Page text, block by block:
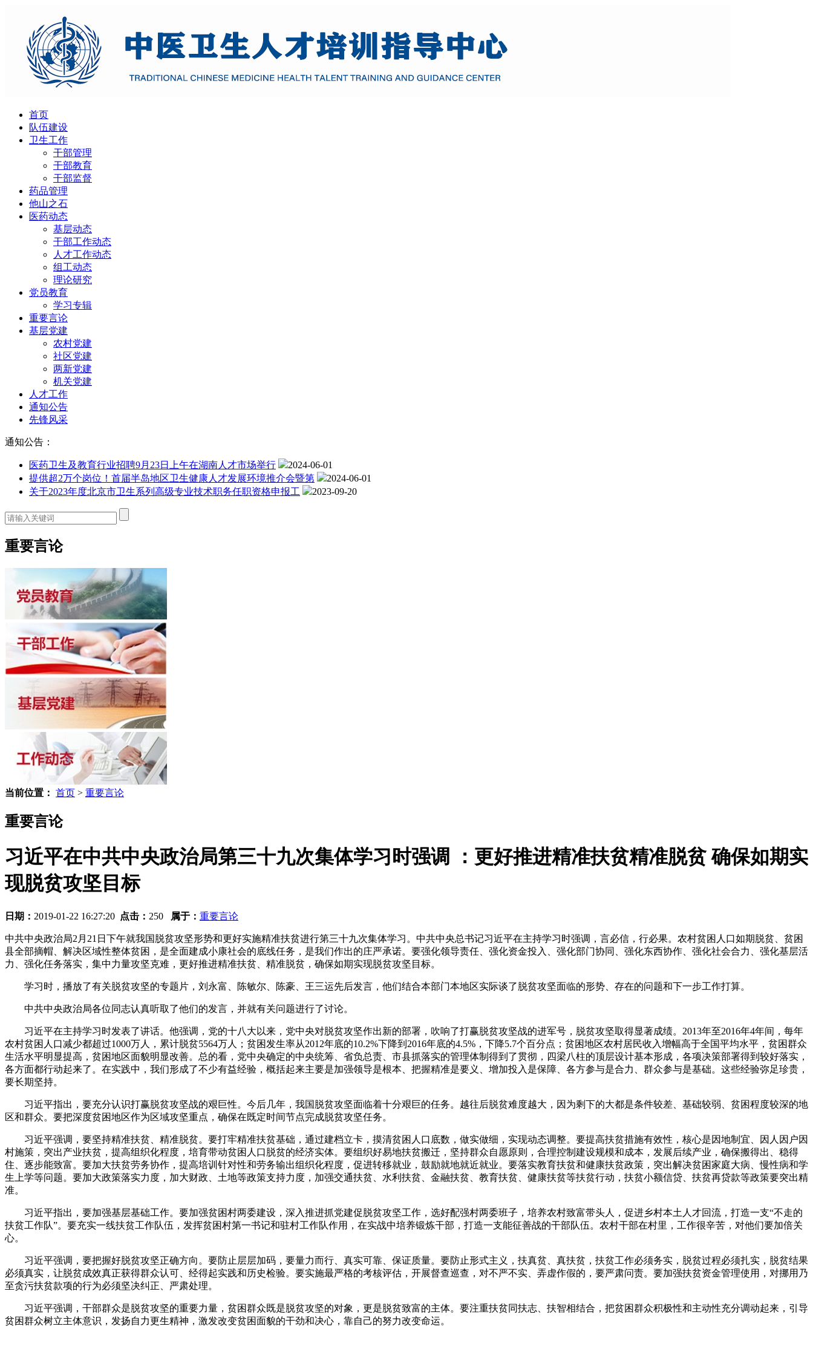
首页
队伍建设
卫生工作
干部管理
干部教育
干部监督
药品管理
他山之石
医药动态
基层动态
干部工作动态
人才工作动态
组工动态
理论研究
党员教育
学习专辑
重要言论
基层党建
农村党建
社区党建
两新党建
机关党建
人才工作
通知公告
先锋风采
通知公告：
医药卫生及教育行业招聘9月23日上午在湖南人才市场举行
2024-06-01
提供超2万个岗位！首届半岛地区卫生健康人才发展环境推介会暨第
2024-06-01
关于2023年度北京市卫生系列高级专业技术职务任职资格申报工
2023-09-20
重要言论
当前位置： 首页 > 重要言论
重要言论
习近平在中共中央政治局第三十九次集体学习时强调 ：更好推进精准扶贫精准脱贫 确保如期实
现脱贫攻坚目标
日期： 2019-01-22 16:27:20 点击： 250 属于： 重要言论
中共中央政治局2月21日下午就我国脱贫攻坚形势和更好实施精准扶贫进行第三十九次集体学习。中共中央总书记习近平在主持学习时强调，言必信，行必果。农村贫困人口如期脱贫、贫困
县全部摘帽、解决区域性整体贫困，是全面建成小康社会的底线任务，是我们作出的庄严承诺。要强化领导责任、强化资金投入、强化部门协同、强化东西协作、强化社会合力、强化基层活
力、强化任务落实，集中力量攻坚克难，更好推进精准扶贫、精准脱贫，确保如期实现脱贫攻坚目标。
学习时，播放了有关脱贫攻坚的专题片，刘永富、陈敏尔、陈豪、王三运先后发言，他们结合本部门本地区实际谈了脱贫攻坚面临的形势、存在的问题和下一步工作打算。
中共中央政治局各位同志认真听取了他们的发言，并就有关问题进行了讨论。
习近平在主持学习时发表了讲话。他强调，党的十八大以来，党中央对脱贫攻坚作出新的部署，吹响了打赢脱贫攻坚战的进军号，脱贫攻坚取得显著成绩。2013年至2016年4年间，每年
农村贫困人口减少都超过1000万人，累计脱贫5564万人；贫困发生率从2012年底的10.2%下降到2016年底的4.5%，下降5.7个百分点；贫困地区农村居民收入增幅高于全国平均水平，贫困群众
生活水平明显提高，贫困地区面貌明显改善。总的看，党中央确定的中央统筹、省负总责、市县抓落实的管理体制得到了贯彻，四梁八柱的顶层设计基本形成，各项决策部署得到较好落实，
各方面都行动起来了。在实践中，我们形成了不少有益经验，概括起来主要是加强领导是根本、把握精准是要义、增加投入是保障、各方参与是合力、群众参与是基础。这些经验弥足珍贵，
要长期坚持。
习近平指出，要充分认识打赢脱贫攻坚战的艰巨性。今后几年，我国脱贫攻坚面临着十分艰巨的任务。越往后脱贫难度越大，因为剩下的大都是条件较差、基础较弱、贫困程度较深的地
区和群众。要把深度贫困地区作为区域攻坚重点，确保在既定时间节点完成脱贫攻坚任务。
习近平强调，要坚持精准扶贫、精准脱贫。要打牢精准扶贫基础，通过建档立卡，摸清贫困人口底数，做实做细，实现动态调整。要提高扶贫措施有效性，核心是因地制宜、因人因户因
村施策，突出产业扶贫，提高组织化程度，培育带动贫困人口脱贫的经济实体。要组织好易地扶贫搬迁，坚持群众自愿原则，合理控制建设规模和成本，发展后续产业，确保搬得出、稳得
住、逐步能致富。要加大扶贫劳务协作，提高培训针对性和劳务输出组织化程度，促进转移就业，鼓励就地就近就业。要落实教育扶贫和健康扶贫政策，突出解决贫困家庭大病、慢性病和学
生上学等问题。要加大政策落实力度，加大财政、土地等政策支持力度，加强交通扶贫、水利扶贫、金融扶贫、教育扶贫、健康扶贫等扶贫行动，扶贫小额信贷、扶贫再贷款等政策要突出精
准。
习近平指出，要加强基层基础工作。要加强贫困村两委建设，深入推进抓党建促脱贫攻坚工作，选好配强村两委班子，培养农村致富带头人，促进乡村本土人才回流，打造一支“不走的
扶贫工作队”。要充实一线扶贫工作队伍，发挥贫困村第一书记和驻村工作队作用，在实战中培养锻炼干部，打造一支能征善战的干部队伍。农村干部在村里，工作很辛苦，对他们要加倍关
心。
习近平强调，要把握好脱贫攻坚正确方向。要防止层层加码，要量力而行、真实可靠、保证质量。要防止形式主义，扶真贫、真扶贫，扶贫工作必须务实，脱贫过程必须扎实，脱贫结果
必须真实，让脱贫成效真正获得群众认可、经得起实践和历史检验。要实施最严格的考核评估，开展督查巡查，对不严不实、弄虚作假的，要严肃问责。要加强扶贫资金管理使用，对挪用乃
至贪污扶贫款项的行为必须坚决纠正、严肃处理。
习近平强调，干部群众是脱贫攻坚的重要力量，贫困群众既是脱贫攻坚的对象，更是脱贫致富的主体。要注重扶贫同扶志、扶智相结合，把贫困群众积极性和主动性充分调动起来，引导
贫困群众树立主体意识，发扬自力更生精神，激发改变贫困面貌的干劲和决心，靠自己的努力改变命运。